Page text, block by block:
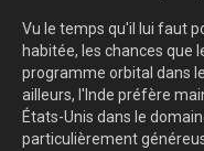
Vu le temps qu'il lui faut
habitée, les chances que
programme orbital dans
ailleurs, l'Inde préfère
États-Unis dans le
particulièrement